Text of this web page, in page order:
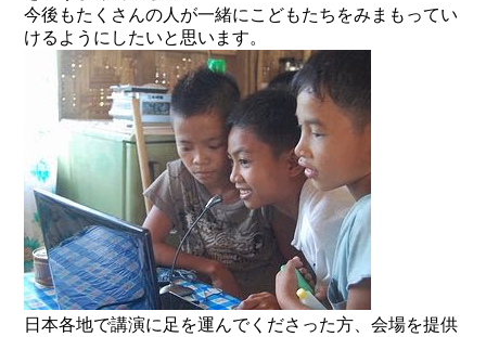
今後もたくさんの人が一緒にこどもたちをみまもってい
けるようにしたいと思います。
日本各地で講演に足を運んでくださった方、会場を提供